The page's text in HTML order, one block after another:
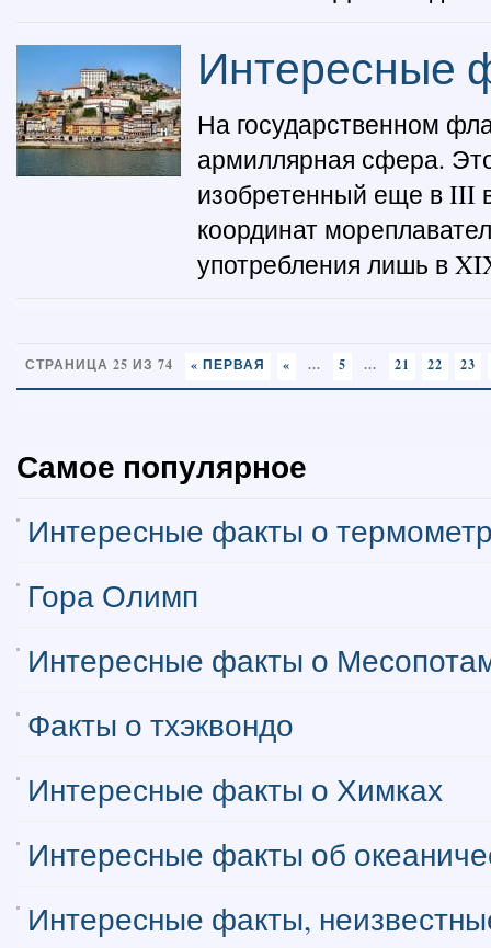
Интересные
На государственном
армиллярная сфера.
изобретенный еще в III
координат
употребления лишь в
СТРАНИЦА 25 ИЗ 74 « ПЕРВАЯ « ... 5 ... 21 22 23
Самое популярное
Интересные факты о
Гора Олимп
Интересные факты о
Факты о тхэквондо
Интересные факты о Химках
Интересные факты об
Интересные факты,